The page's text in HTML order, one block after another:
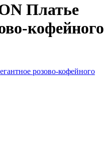
Платье
кофейного